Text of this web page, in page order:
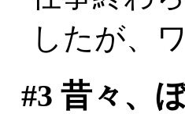
したが、
#3 昔々、